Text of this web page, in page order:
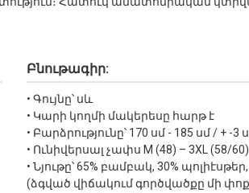
Բնութագիր:
• Գույնը՝ սև
• Կարի կողմի մակերեսը հարթ է
• Բարձրությունը՝ 170 սմ - 185 սմ / + -3
• Ունիվերսալ չափս М (48) – 3XL (58/60)
• Նյութը՝ 65% բամբակ, 30%
(ձգված վիճակում գործվածքը մի